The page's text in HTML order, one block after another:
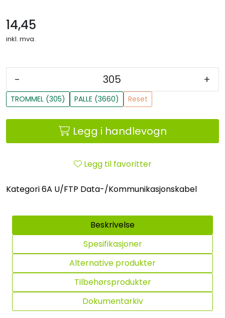
14,45
inkl. mva.
- +
TROMMEL (305) PALLE (3660) Reset
Legg i handlevogn
Legg til favoritter
Kategori 6A U/FTP Data-/Kommunikasjonskabel
Beskrivelse
Spesifikasjoner
Alternative produkter
Tilbehørsprodukter
Dokumentarkiv